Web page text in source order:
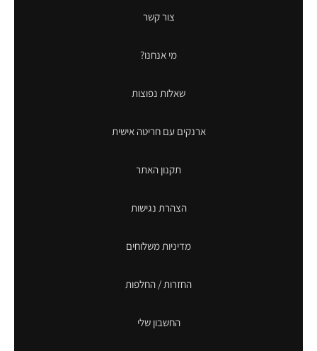
צור קשר
מי אנחנו?
שאלות נפוצות
ארנקים עם חריטה אישית
תקנון האתר
הצהרת נגישות
מדיניות משלוחים
החזרות / החלפות
החשבון שלי